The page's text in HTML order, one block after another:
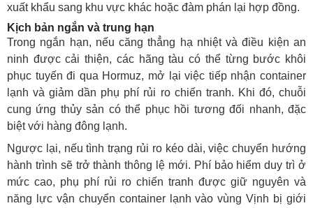
xuất khẩu sang khu vực khác hoặc đàm phán lại hợp đồng.
Kịch bản ngắn và trung hạn
Trong ngắn hạn, nếu căng thẳng hạ nhiệt và điều kiện an
ninh được cải thiện, các hãng tàu có thể từng bước khôi
phục tuyến đi qua Hormuz, mở lại việc tiếp nhận container
lạnh và giảm dần phụ phí rủi ro chiến tranh. Khi đó, chuỗi
cung ứng thủy sản có thể phục hồi tương đối nhanh, đặc
biệt với hàng đông lạnh.
Ngược lại, nếu tình trạng rủi ro kéo dài, việc chuyển hướng
hành trình sẽ trở thành thông lệ mới. Phí bảo hiểm duy trì ở
mức cao, phụ phí rủi ro chiến tranh được giữ nguyên và
năng lực vận chuyển container lạnh vào vùng Vịnh bị giới